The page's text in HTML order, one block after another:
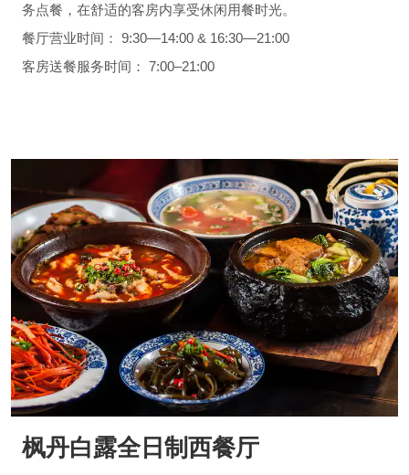
务点餐，在舒适的客房内享受休闲用餐时光。
餐厅营业时间： 9:30—14:00 & 16:30—21:00
客房送餐服务时间： 7:00–21:00
枫丹白露全日制西餐厅